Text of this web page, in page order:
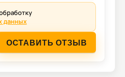
данных
ОСТАВИТЬ ОТЗЫВ